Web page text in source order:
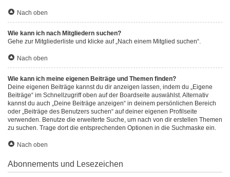
Nach oben
Wie kann ich nach Mitgliedern suchen?
Gehe zur Mitgliederliste und klicke auf „Nach einem Mitglied suchen“.
Nach oben
Wie kann ich meine eigenen Beiträge und Themen finden?
Deine eigenen Beiträge kannst du dir anzeigen lassen, indem du „Eigene
Beiträge“ im Schnellzugriff oben auf der Boardseite auswählst. Alternativ
kannst du auch „Deine Beiträge anzeigen“ in deinem persönlichen Bereich
oder „Beiträge des Benutzers suchen“ auf deiner eigenen Profilseite
verwenden. Benutze die erweiterte Suche, um nach von dir erstellen Themen
zu suchen. Trage dort die entsprechenden Optionen in die Suchmaske ein.
Nach oben
Abonnements und Lesezeichen